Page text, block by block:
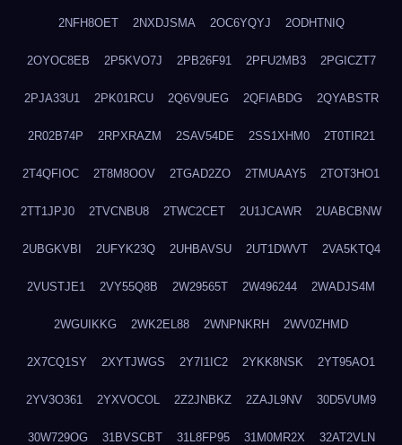
2NFH8OET 2NXDJSMA 2OC6YQYJ 2ODHTNIQ
2OYOC8EB 2P5KVO7J 2PB26F91 2PFU2MB3 2PGICZT7
2PJA33U1 2PK01RCU 2Q6V9UEG 2QFIABDG 2QYABSTR
2R02B74P 2RPXRAZM 2SAV54DE 2SS1XHM0 2T0TIR21
2T4QFIOC 2T8M8OOV 2TGAD2ZO 2TMUAAY5 2TOT3HO1
2TT1JPJ0 2TVCNBU8 2TWC2CET 2U1JCAWR 2UABCBNW
2UBGKVBI 2UFYK23Q 2UHBAVSU 2UT1DWVT 2VA5KTQ4
2VUSTJE1 2VY55Q8B 2W29565T 2W496244 2WADJS4M
2WGUIKKG 2WK2EL88 2WNPNKRH 2WV0ZHMD
2X7CQ1SY 2XYTJWGS 2Y7I1IC2 2YKK8NSK 2YT95AO1
2YV3O361 2YXVOCOL 2Z2JNBKZ 2ZAJL9NV 30D5VUM9
30W729OG 31BVSCBT 31L8FP95 31M0MR2X 32AT2VLN